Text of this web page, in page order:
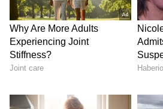
Image Credit :TATA MOTORS
ಭಾರತೀಯ ಗ್ರಾಹಕರ ನೆಚ್ಚಿನ
ಟಿಯಾಗೊ ಕಾರು ಭಾರತದಲ್ಲಿ
ಇಷ್ಟವಾದ ಮಾಡೆಲ್ ಆಗಿದೆ. ಅತ್ಯಂತ
ಖರೀದಿಸಲು ಹೆಚ್ಚಿನ ಆದ್ಯತೆ